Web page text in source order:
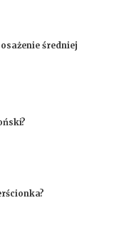
średniej